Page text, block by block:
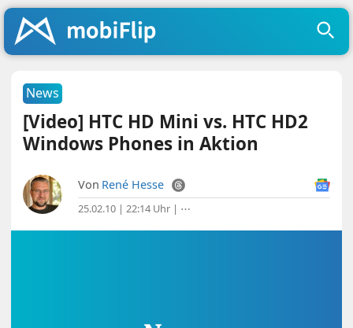
News
[Video] HTC HD Mini vs. HTC HD2
Windows Phones in Aktion
Von René Hesse
25.02.10 | 22:14 Uhr | ⋯